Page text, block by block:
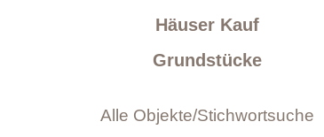
Häuser Kauf
Grundstücke